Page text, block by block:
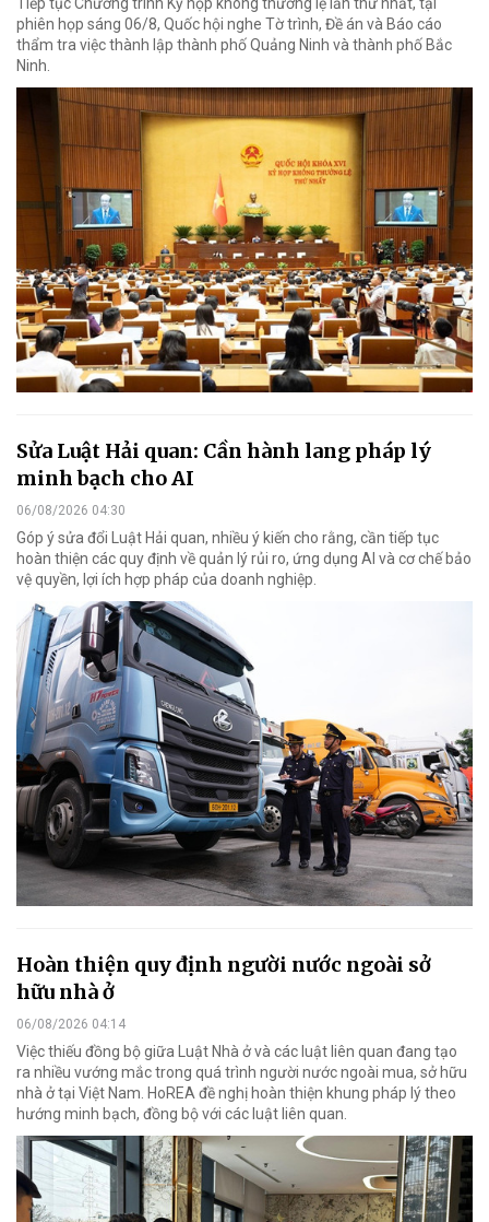
Tiếp tục Chương trình Kỳ họp không thường lệ lần thứ nhất, tại
phiên họp sáng 06/8, Quốc hội nghe Tờ trình, Đề án và Báo cáo
thẩm tra việc thành lập thành phố Quảng Ninh và thành phố Bắc
Ninh.
Sửa Luật Hải quan: Cần hành lang pháp lý
minh bạch cho AI
06/08/2026 04:30
Góp ý sửa đổi Luật Hải quan, nhiều ý kiến cho rằng, cần tiếp tục
hoàn thiện các quy định về quản lý rủi ro, ứng dụng AI và cơ chế bảo
vệ quyền, lợi ích hợp pháp của doanh nghiệp.
Hoàn thiện quy định người nước ngoài sở
hữu nhà ở
06/08/2026 04:14
Việc thiếu đồng bộ giữa Luật Nhà ở và các luật liên quan đang tạo
ra nhiều vướng mắc trong quá trình người nước ngoài mua, sở hữu
nhà ở tại Việt Nam. HoREA đề nghị hoàn thiện khung pháp lý theo
hướng minh bạch, đồng bộ với các luật liên quan.